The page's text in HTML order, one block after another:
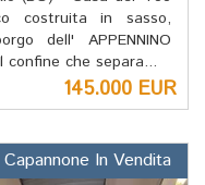
costruita in sasso,
dell' APPENNINO
confine che separa...
145.000 EUR
Capannone In Vendita